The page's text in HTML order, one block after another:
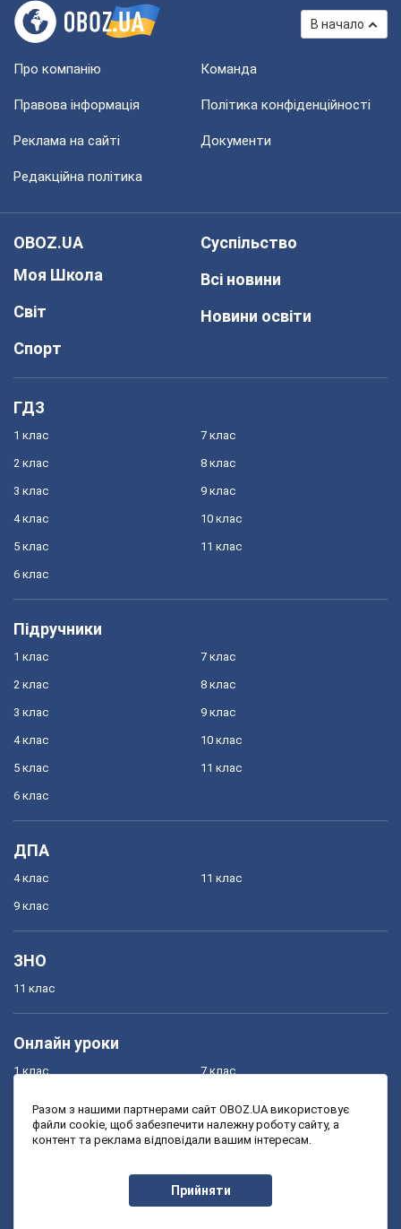
В начало
Про компанію Команда
Правова інформація Політика конфіденційності
Реклама на сайті Документи
Редакційна політика
OBOZ.UA
Моя Школа
Світ
Спорт
Суспільство
Всі новини
Новини освіти
ГДЗ
1 клас
2 клас
3 клас
4 клас
5 клас
6 клас
7 клас
8 клас
9 клас
10 клас
11 клас
Підручники
1 клас
2 клас
3 клас
4 клас
5 клас
6 клас
7 клас
8 клас
9 клас
10 клас
11 клас
ДПА
4 клас
9 клас
11 клас
ЗНО
11 клас
Онлайн уроки
1 клас
3 клас
7 клас
9 клас
Разом з нашими партнерами сайт OBOZ.UA використовує
файли cookie, щоб забезпечити належну роботу сайту, а
контент та реклама відповідали вашим інтересам.
Прийняти